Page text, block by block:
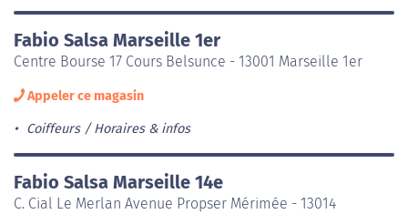
Fabio Salsa Marseille 1er
Centre Bourse 17 Cours Belsunce - 13001 Marseille 1er
Appeler ce magasin
Coiffeurs Horaires & infos
Fabio Salsa Marseille 14e
C. Cial Le Merlan Avenue Propser Mérimée - 13014